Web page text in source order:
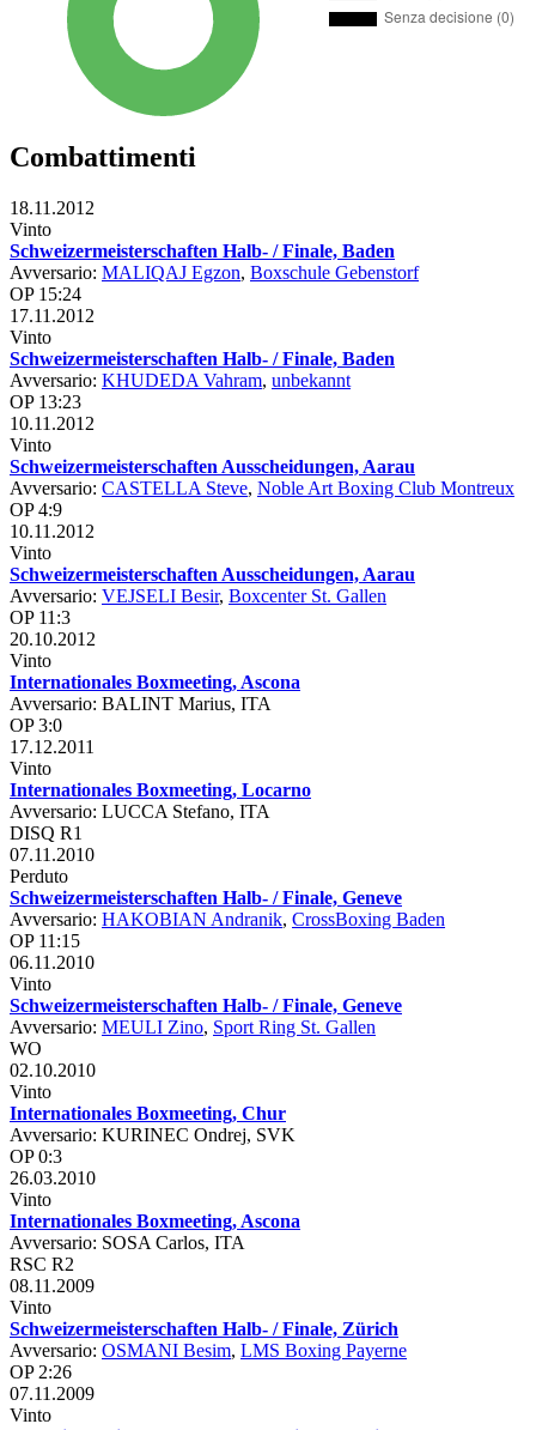
Combattimenti
18.11.2012
Vinto
Schweizermeisterschaften Halb- / Finale, Baden
Avversario: MALIQAJ Egzon, Boxschule Gebenstorf
OP 15:24
17.11.2012
Vinto
Schweizermeisterschaften Halb- / Finale, Baden
Avversario: KHUDEDA Vahram, unbekannt
OP 13:23
10.11.2012
Vinto
Schweizermeisterschaften Ausscheidungen, Aarau
Avversario: CASTELLA Steve, Noble Art Boxing Club Montreux
OP 4:9
10.11.2012
Vinto
Schweizermeisterschaften Ausscheidungen, Aarau
Avversario: VEJSELI Besir, Boxcenter St. Gallen
OP 11:3
20.10.2012
Vinto
Internationales Boxmeeting, Ascona
Avversario: BALINT Marius, ITA
OP 3:0
17.12.2011
Vinto
Internationales Boxmeeting, Locarno
Avversario: LUCCA Stefano, ITA
DISQ R1
07.11.2010
Perduto
Schweizermeisterschaften Halb- / Finale, Geneve
Avversario: HAKOBIAN Andranik, CrossBoxing Baden
OP 11:15
06.11.2010
Vinto
Schweizermeisterschaften Halb- / Finale, Geneve
Avversario: MEULI Zino, Sport Ring St. Gallen
WO
02.10.2010
Vinto
Internationales Boxmeeting, Chur
Avversario: KURINEC Ondrej, SVK
OP 0:3
26.03.2010
Vinto
Internationales Boxmeeting, Ascona
Avversario: SOSA Carlos, ITA
RSC R2
08.11.2009
Vinto
Schweizermeisterschaften Halb- / Finale, Zürich
Avversario: OSMANI Besim, LMS Boxing Payerne
OP 2:26
07.11.2009
Vinto